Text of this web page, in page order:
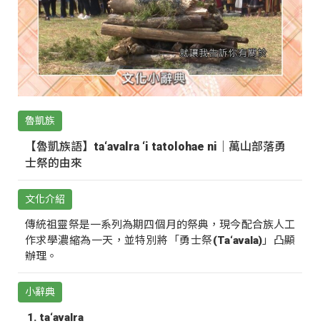
魯凱族
【魯凱族語】ta‘avalra ‘i tatolohae ni｜萬山部落勇
士祭的由來
文化介紹
傳統祖靈祭是一系列為期四個月的祭典，現今配合族人工
作求學濃縮為一天，並特別將「勇士祭(Ta‘avala)」凸顯
辦理。
小辭典
ta‘avalra